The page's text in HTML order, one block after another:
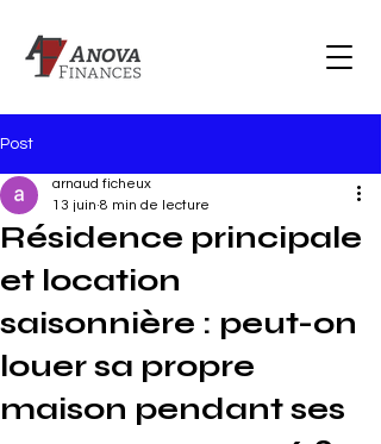
Post
Résidence principale
et location
saisonnière : peut-on
louer sa propre
maison pendant ses
arnaud ficheux
13 juin 8 min de lecture